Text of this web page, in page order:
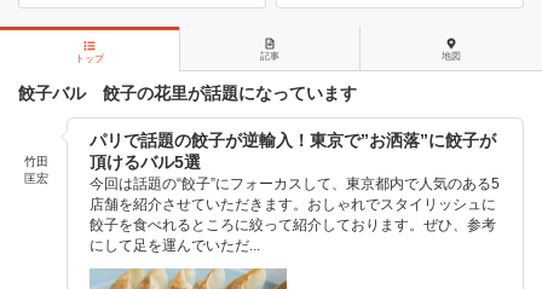
トップ 記事 地図
餃子バル 餃子の花里が話題になっています
竹田
匡宏
パリで話題の餃子が逆輸入！東京で”お洒落”に餃子が
頂けるバル5選
今回は話題の“餃子”にフォーカスして、東京都内で人気のある5
店舗を紹介させていただきます。おしゃれでスタイリッシュに
餃子を食べれるところに絞って紹介しております。ぜひ、参考
にして足を運んでいただ...